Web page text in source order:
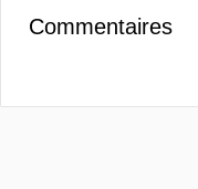
Commentaires